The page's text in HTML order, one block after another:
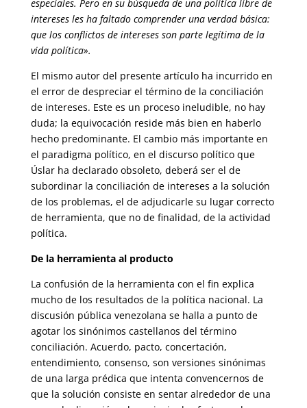
especiales. Pero en su búsqueda de una política libre de
intereses les ha faltado comprender una verdad básica:
que los conflictos de intereses son parte legítima de la
vida política».
El mismo autor del presente artículo ha incurrido en
el error de despreciar el término de la conciliación
de intereses. Este es un proceso ineludible, no hay
duda; la equivocación reside más bien en haberlo
hecho predominante. El cambio más importante en
el paradigma político, en el discurso político que
Úslar ha declarado obsoleto, deberá ser el de
subordinar la conciliación de intereses a la solución
de los problemas, el de adjudicarle su lugar correcto
de herramienta, que no de finalidad, de la actividad
política.
De la herramienta al producto
La confusión de la herramienta con el fin explica
mucho de los resultados de la política nacional. La
discusión pública venezolana se halla a punto de
agotar los sinónimos castellanos del término
conciliación. Acuerdo, pacto, concertación,
entendimiento, consenso, son versiones sinónimas
de una larga prédica que intenta convencernos de
que la solución consiste en sentar alrededor de una